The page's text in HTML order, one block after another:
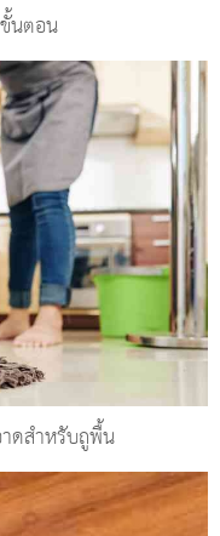
นตอน
ดสำหรับถูพื้น